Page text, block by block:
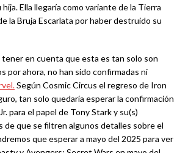
Ella llegaría como variante de la Tierra
la Bruja Escarlata por haber destruido su
tener en cuenta que esta es tan solo son
por ahora, no han sido confirmadas ni
Según Cosmic Circus el regreso de Iron
tan solo quedaría esperar la confirmación
para el papel de Tony Stark y su(s)
de que se filtren algunos detalles sobre el
que esperar a mayo del 2025 para ver